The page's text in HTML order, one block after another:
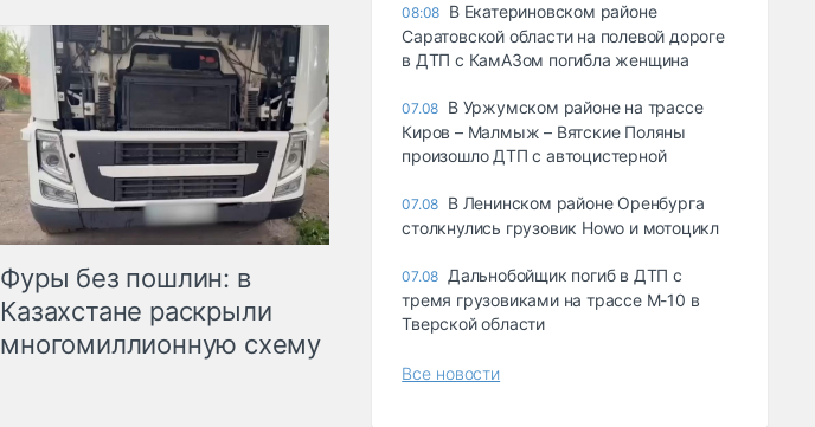
Фуры без пошлин: в
Казахстане раскрыли
многомиллионную схему
08:08 В Екатериновском районе
Саратовской области на полевой дороге
в ДТП с КамАЗом погибла женщина
07.08 В Уржумском районе на трассе
Киров – Малмыж – Вятские Поляны
произошло ДТП с автоцистерной
07.08 В Ленинском районе Оренбурга
столкнулись грузовик Howo и мотоцикл
07.08 Дальнобойщик погиб в ДТП с
тремя грузовиками на трассе М-10 в
Тверской области
Все новости